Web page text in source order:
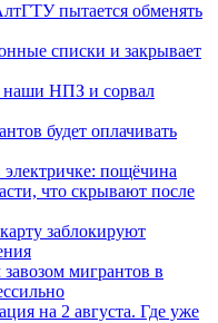
пытается обменять
списки и закрывает
наши НПЗ и сорвал
будет оплачивать
пощёчина
что скрывают после
заблокируют
мигрантов в
на 2 августа. Где уже